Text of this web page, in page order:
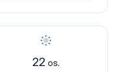
22os.